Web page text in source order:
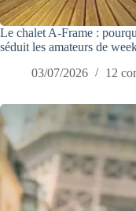
Le chalet A-Frame :
séduit les amateurs de
03/07/2026
12